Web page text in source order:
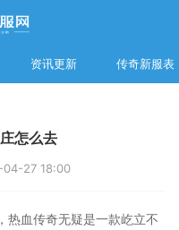
资讯更新 传奇新服表
怎么去
04-27 18:00
热血传奇无疑是一款屹立不